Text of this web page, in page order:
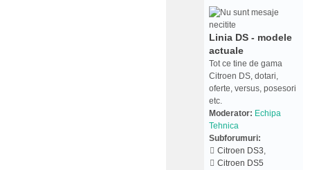
Linia DS - modele
actuale
Tot ce tine de gama
Citroen DS, dotari,
oferte, versus, posesori
etc.
Moderator: Echipa
Tehnica
Subforumuri:
Citroen DS3,
Citroen DS5